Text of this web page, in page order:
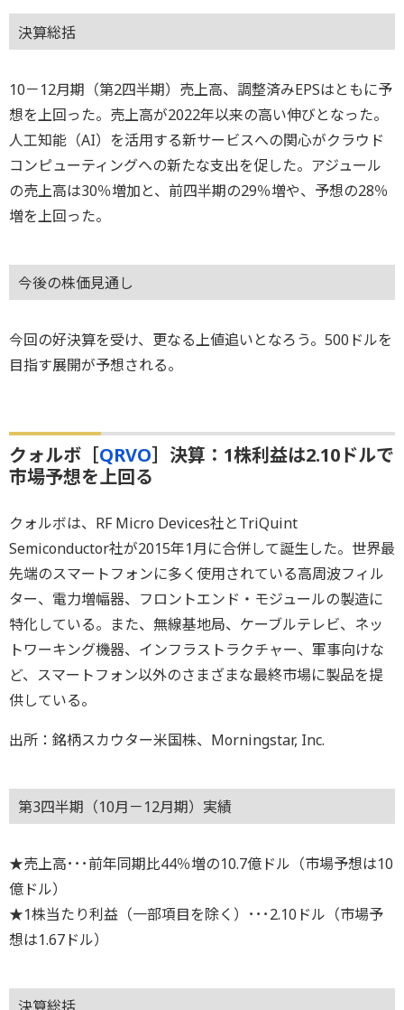
決算総括
10－12月期（第2四半期）売上高、調整済みEPSはともに予
想を上回った。売上高が2022年以来の高い伸びとなった。
人工知能（AI）を活用する新サービスへの関心がクラウド
コンピューティングへの新たな支出を促した。アジュール
の売上高は30％増加と、前四半期の29％増や、予想の28％
増を上回った。
今後の株価見通し
今回の好決算を受け、更なる上値追いとなろう。500ドルを
目指す展開が予想される。
クォルボ［QRVO］決算：1株利益は2.10ドルで
市場予想を上回る
クォルボは、RF Micro Devices社とTriQuint
Semiconductor社が2015年1月に合併して誕生した。世界最
先端のスマートフォンに多く使用されている高周波フィル
ター、電力増幅器、フロントエンド・モジュールの製造に
特化している。また、無線基地局、ケーブルテレビ、ネッ
トワーキング機器、インフラストラクチャー、軍事向けな
ど、スマートフォン以外のさまざまな最終市場に製品を提
供している。
出所：銘柄スカウター米国株、Morningstar, Inc.
第3四半期（10月－12月期）実績
★売上高･･･前年同期比44％増の10.7億ドル（市場予想は10
億ドル）
★1株当たり利益（一部項目を除く）･･･2.10ドル（市場予
想は1.67ドル）